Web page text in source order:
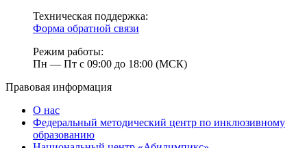
Техническая поддержка:
Форма обратной связи
Режим работы:
Пн — Пт с 09:00 до 18:00 (МСК)
Правовая информация
О нас
Федеральный методический центр по инклюзивному
образованию